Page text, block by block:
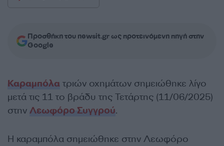
Προσθήκη του newsit.gr ως προτεινόμενη πηγή στην
Google
Καραμπόλα τριών οχημάτων σημειώθηκε λίγο
μετά τις 11 το βράδυ της Τετάρτης (11/06/2025)
στην Λεωφόρο Συγγρού.
Η καραμπόλα σημειώθηκε στην Λεωφόρο